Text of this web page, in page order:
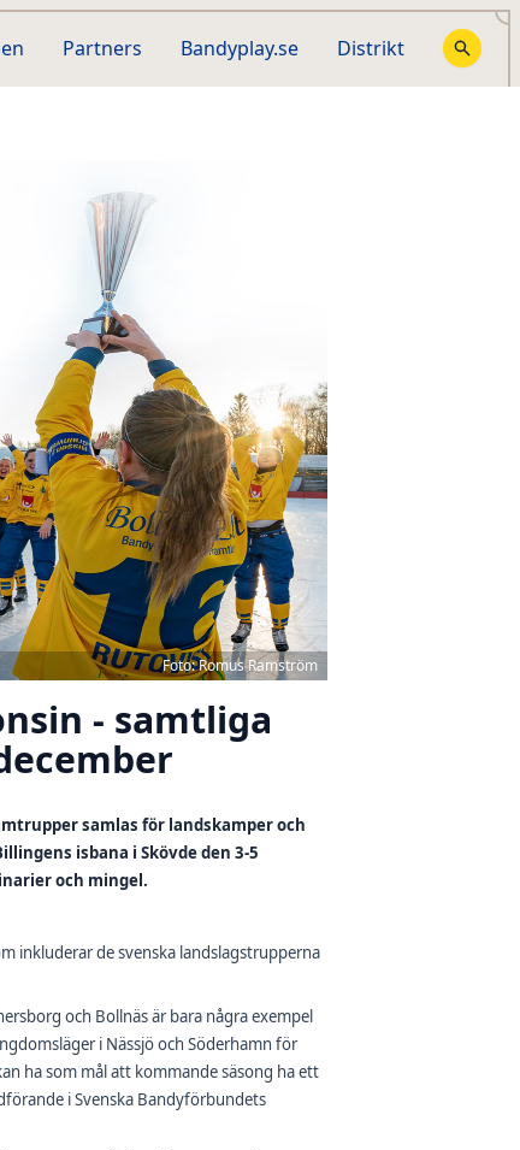
Partners Bandyplay.se Distrikt
Foto: Romus Ramström
- samtliga
samlas för landskamper och
isbana i Skövde den 3-5
och mingel.
inkluderar de svenska landslagstrupperna
och Bollnäs är bara några exempel
i Nässjö och Söderhamn för
ha som mål att kommande säsong ha ett
i Svenska Bandyförbundets